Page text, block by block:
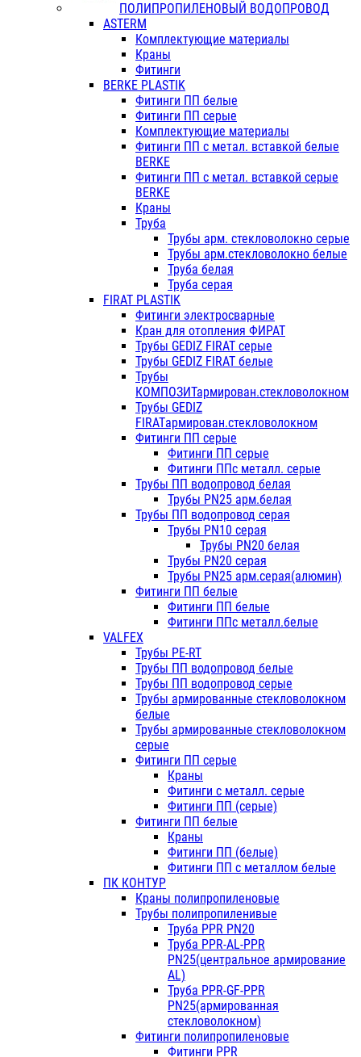
ПОЛИПРОПИЛЕНОВЫЙ ВОДОПРОВОД
ASTERM
Комплектующие материалы
Краны
Фитинги
BERKE PLASTIK
Фитинги ПП белые
Фитинги ПП серые
Комплектующие материалы
Фитинги ПП с метал. вставкой белые
BERKE
Фитинги ПП с метал. вставкой серые
BERKE
Краны
Труба
Трубы арм. стекловолокно серые
Трубы арм.стекловолокно белые
Труба белая
Труба серая
FIRAT PLASTIK
Фитинги электросварные
Кран для отопления ФИРАТ
Трубы GEDIZ FIRAT серые
Трубы GEDIZ FIRAT белые
Трубы
КОМПОЗИТармирован.стекловолокном
Трубы GEDIZ
FIRATармирован.стекловолокном
Фитинги ПП серые
Фитинги ПП серые
Фитинги ППс металл. серые
Трубы ПП водопровод белая
Трубы PN25 арм.белая
Трубы ПП водопровод серая
Трубы PN10 серая
Трубы PN20 белая
Трубы PN20 серая
Трубы PN25 арм.серая(алюмин)
Фитинги ПП белые
Фитинги ПП белые
Фитинги ППс металл.белые
VALFEX
Трубы PE-RT
Трубы ПП водопровод белые
Трубы ПП водопровод серые
Трубы армированные стекловолокном
белые
Трубы армированные стекловолокном
серые
Фитинги ПП серые
Краны
Фитинги с металл. серые
Фитинги ПП (серые)
Фитинги ПП белые
Краны
Фитинги ПП (белые)
Фитинги ПП с металлом белые
ПК КОНТУР
Краны полипропиленовые
Трубы полипропиленивые
Труба PPR PN20
Труба PPR-AL-PPR
PN25(центральное армирование
AL)
Труба PPR-GF-PPR
PN25(армированная
стекловолокном)
Фитинги полипропиленовые
Фитинги PPR